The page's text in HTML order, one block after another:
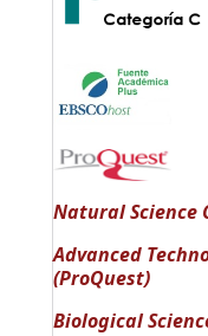
Natural Science
Advanced
(ProQuest)
Biological